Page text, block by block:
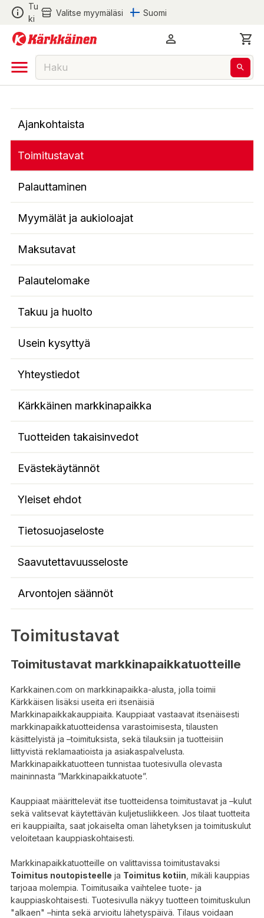
Tu
ki
Valitse myymäläsi Suomi
Ajankohtaista
Toimitustavat
Palauttaminen
Myymälät ja aukioloajat
Maksutavat
Palautelomake
Takuu ja huolto
Usein kysyttyä
Yhteystiedot
Kärkkäinen markkinapaikka
Tuotteiden takaisinvedot
Evästekäytännöt
Yleiset ehdot
Tietosuojaseloste
Saavutettavuusseloste
Arvontojen säännöt
Toimitustavat
Toimitustavat markkinapaikkatuotteille
Karkkainen.com on markkinapaikka-alusta, jolla toimii
Kärkkäisen lisäksi useita eri itsenäisiä
Markkinapaikkakauppiaita. Kauppiaat vastaavat itsenäisesti
markkinapaikkatuotteidensa varastoimisesta, tilausten
käsittelyistä ja –toimituksista, sekä tilauksiin ja tuotteisiin
liittyvistä reklamaatioista ja asiakaspalvelusta.
Markkinapaikkatuotteen tunnistaa tuotesivulla olevasta
maininnasta ”Markkinapaikkatuote”.
Kauppiaat määrittelevät itse tuotteidensa toimitustavat ja –kulut
sekä valitsevat käytettävän kuljetusliikkeen. Jos tilaat tuotteita
eri kauppiailta, saat jokaiselta oman lähetyksen ja toimituskulut
veloitetaan kauppiaskohtaisesti.
Markkinapaikkatuotteille on valittavissa toimitustavaksi
Toimitus noutopisteelle ja Toimitus kotiin , mikäli kauppias
tarjoaa molempia. Toimitusaika vaihtelee tuote- ja
kauppiaskohtaisesti. Tuotesivulla näkyy tuotteen toimituskulun
"alkaen" –hinta sekä arvioitu lähetyspäivä. Tilaus voidaan